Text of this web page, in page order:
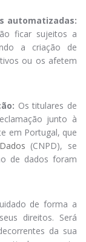
automatizadas:
ficar sujeitos a
a criação de
ou os afetem
Os titulares de
junto à
em Portugal, que
(CNPD), se
de dados foram
de forma a
direitos. Será
da sua